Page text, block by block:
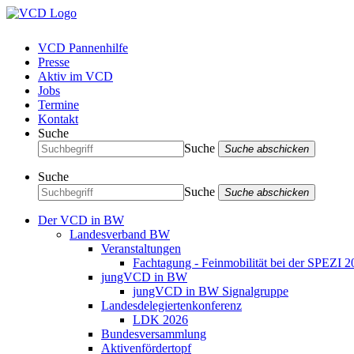
VCD Pannenhilfe
Presse
Aktiv im VCD
Jobs
Termine
Kontakt
Suche
Suche
Suche abschicken
Suche
Suche
Suche abschicken
Der VCD in BW
Landesverband BW
Veranstaltungen
Fachtagung - Feinmobilität bei der SPEZI
jungVCD in BW
jungVCD in BW Signalgruppe
Landesdelegiertenkonferenz
LDK 2026
Bundesversammlung
Aktivenfördertopf